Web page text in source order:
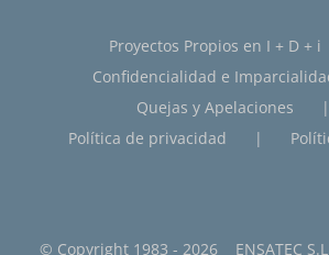
Proyectos Propios en I + D + i
Confidencialidad e
Quejas y Apelaciones
Política de privacidad
© Copyright 1983 - 2026 ENSATEC